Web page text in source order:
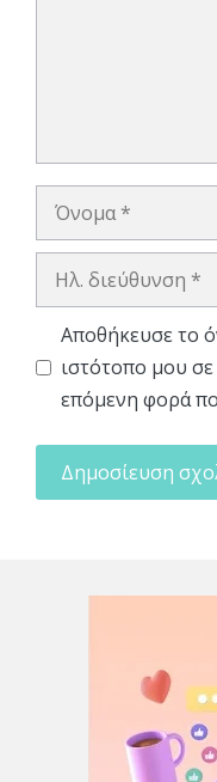
Όνομα
Ηλ.
Αποθήκευσε το
ιστότοπο μου
επόμενη φορά